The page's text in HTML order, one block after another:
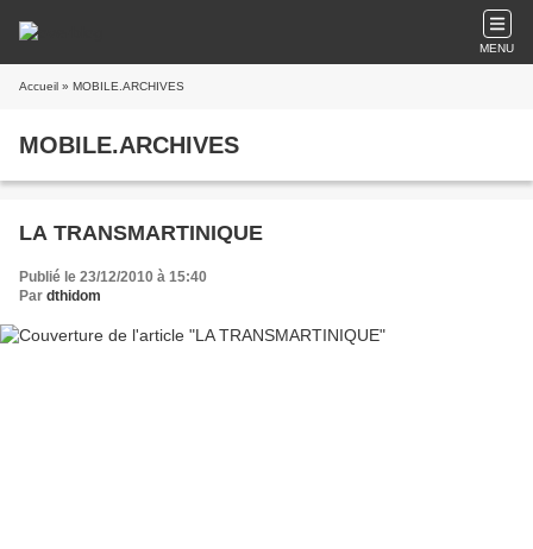
MENU
Accueil » MOBILE.ARCHIVES
MOBILE.ARCHIVES
LA TRANSMARTINIQUE
Publié le 23/12/2010 à 15:40
Par dthidom